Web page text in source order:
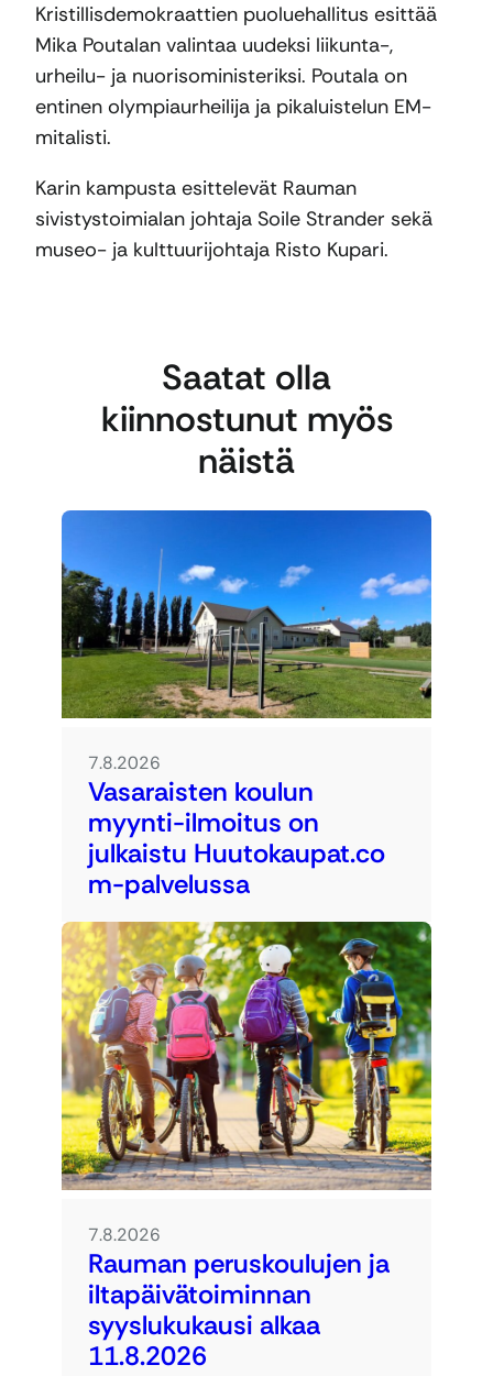
Kristillisdemokraattien puoluehallitus esittää
Mika Poutalan valintaa uudeksi liikunta-,
urheilu- ja nuorisoministeriksi. Poutala on
entinen olympiaurheilija ja pikaluistelun EM-
mitalisti.
Karin kampusta esittelevät Rauman
sivistystoimialan johtaja Soile Strander sekä
museo- ja kulttuurijohtaja Risto Kupari.
Saatat olla
kiinnostunut myös
näistä
7.8.2026
Vasaraisten koulun
myynti-ilmoitus on
julkaistu Huutokaupat.co
m-palvelussa
7.8.2026
Rauman peruskoulujen ja
iltapäivätoiminnan
syyslukukausi alkaa
11.8.2026